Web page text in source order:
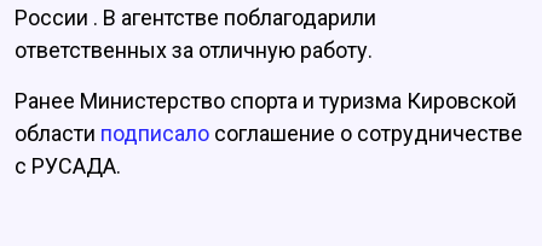
России . В агентстве поблагодарили
ответственных за отличную работу.
Ранее Министерство спорта и туризма Кировской
области подписало соглашение о сотрудничестве
с РУСАДА.